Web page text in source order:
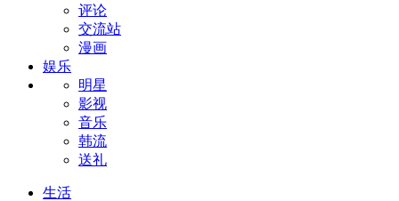
评论
交流站
漫画
娱乐
明星
影视
音乐
韩流
送礼
生活